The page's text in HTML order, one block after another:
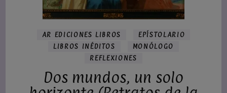
AR EDICIONES LIBROS
EPÍSTOLARIO
LIBROS INÉDITOS
MONÓLOGO
REFLEXIONES
Dos mundos, un solo